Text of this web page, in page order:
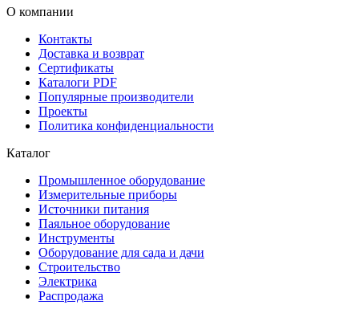
О компании
Контакты
Доставка и возврат
Сертификаты
Каталоги PDF
Популярные производители
Проекты
Политика конфиденциальности
Каталог
Промышленное оборудование
Измерительные приборы
Источники питания
Паяльное оборудование
Инструменты
Оборудование для сада и дачи
Строительство
Электрика
Распродажа